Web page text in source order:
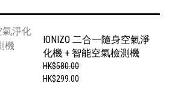
IONIZO 二合一隨身空氣淨
化機 + 智能空氣檢測機
HK$580.00
HK$299.00